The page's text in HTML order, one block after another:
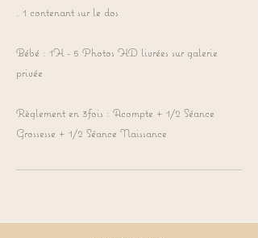
. 1 contenant sur le dos
Bébé : 1H - 5 Photos HD livrées sur galerie
privée
Règlement en 3fois : Acompte + 1/2 Séance
Grossesse + 1/2 Séance Naissance